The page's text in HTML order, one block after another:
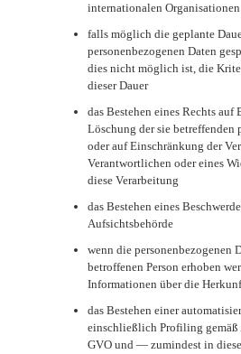
internationalen Organisationen
falls möglich die geplante
personenbezogenen Daten
dies nicht möglich ist, die
dieser Dauer
das Bestehen eines Rechts
Löschung der sie betreffenden
oder auf Einschränkung der
Verantwortlichen oder eines
diese Verarbeitung
das Bestehen eines
Aufsichtsbehörde
wenn die personenbezogenen
betroffenen Person erhoben
Informationen über die
das Bestehen einer
einschließlich Profiling gemäß
GVO und — zumindest in